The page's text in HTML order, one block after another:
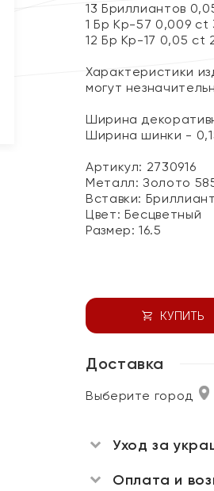
13 Бриллиантов
1 Бр Кр-57 0,009 ct
12 Бр Кр-17 0,05 ct
Характеристики
могут
Ширина
Ширина шинки -
Артикул: 2730916
Металл:Золото
Вставки: Бриллиант
Цвет: Бесцветный
Размер:16.5
КУПИТЬ
Доставка
Выберите город
Уход за
Оплата и